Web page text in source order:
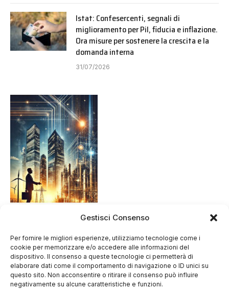
Gestisci Consenso
Per fornire le migliori esperienze, utilizziamo tecnologie come i
cookie per memorizzare e/o accedere alle informazioni del
dispositivo. Il consenso a queste tecnologie ci permetterà di
elaborare dati come il comportamento di navigazione o ID unici su
questo sito. Non acconsentire o ritirare il consenso può influire
negativamente su alcune caratteristiche e funzioni.
Istat: Confesercenti, segnali di
miglioramento per Pil, fiducia e inflazione.
Ora misure per sostenere la crescita e la
domanda interna
31/07/2026